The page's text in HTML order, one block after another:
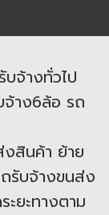
จ้างทั่วไป
จ้าง6ล้อ รถ
งสินค้า ย้าย
รับจ้างขนส่ง
ะยะทางตาม